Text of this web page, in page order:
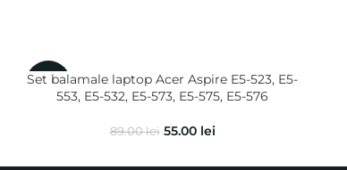
-38%
Set balamale laptop Acer Aspire E5-523, E5-
553, E5-532, E5-573, E5-575, E5-576
89.00lei 55.00 lei